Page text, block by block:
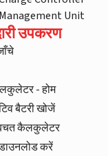
Unit
उपकरण
- होम
बैटरी खोजें
कैलकुलेटर
करें